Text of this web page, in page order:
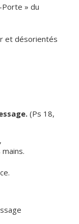
Porte » du
et désorientés
(Ps 18,